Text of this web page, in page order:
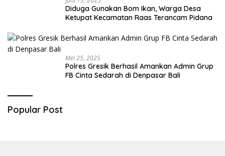
Diduga Gunakan Bom Ikan, Warga Desa
Ketupat Kecamatan Raas Terancam Pidana
Mei 25, 2025
Polres Gresik Berhasil Amankan Admin Grup
FB Cinta Sedarah di Denpasar Bali
Popular Post